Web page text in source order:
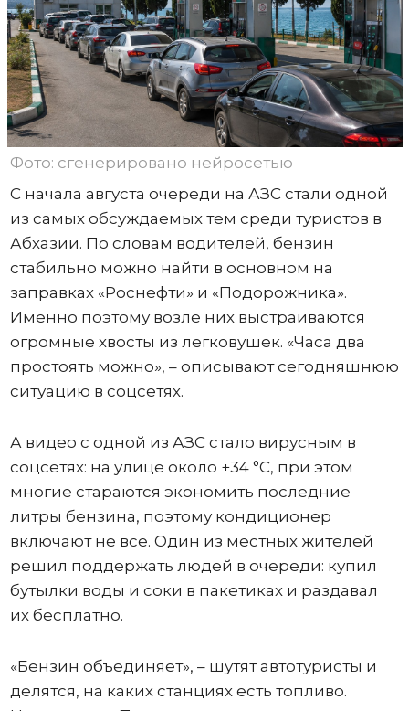
Фото: сгенерировано нейросетью
С начала августа очереди на АЗС стали одной
из самых обсуждаемых тем среди туристов в
Абхазии. По словам водителей, бензин
стабильно можно найти в основном на
заправках «Роснефти» и «Подорожника».
Именно поэтому возле них выстраиваются
огромные хвосты из легковушек. «Часа два
простоять можно», – описывают сегодняшнюю
ситуацию в соцсетях.
А видео с одной из АЗС стало вирусным в
соцсетях: на улице около +34 °C, при этом
многие стараются экономить последние
литры бензина, поэтому кондиционер
включают не все. Один из местных жителей
решил поддержать людей в очереди: купил
бутылки воды и соки в пакетиках и раздавал
их бесплатно.
«Бензин объединяет», – шутят автотуристы и
делятся, на каких станциях есть топливо.